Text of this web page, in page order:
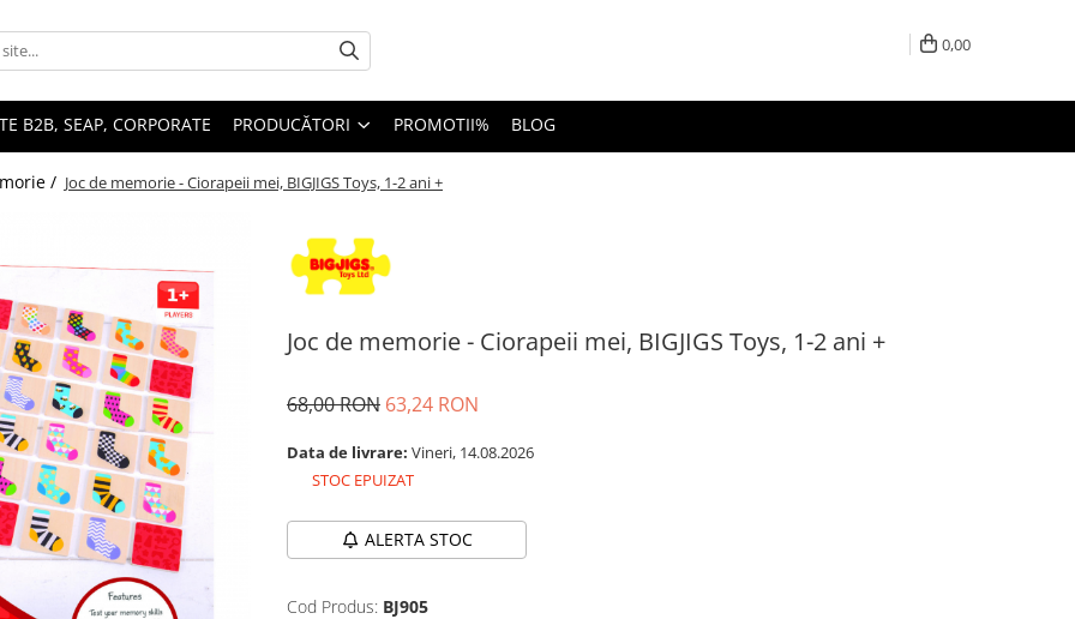
0,00
B2B, SEAP, CORPORATE PRODUCĂTORI PROMOTII% BLOG
/ Joc de memorie - Ciorapeii mei, BIGJIGS Toys, 1-2 ani +
Joc de memorie - Ciorapeii mei, BIGJIGS Toys, 1-2 ani +
68,00 RON 63,24 RON
Data de livrare: Vineri, 14.08.2026
STOC EPUIZAT
ALERTA STOC
Cod Produs: BJ905